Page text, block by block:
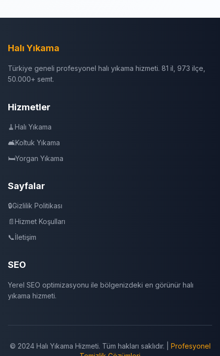
Halı Yıkama
Türkiye geneli profesyonel halı yıkama hizmeti. 81 il, 973 ilçe,
50.000+ semt.
Hizmetler
🧹Halı Yıkama
🛋️Koltuk Yıkama
🛏️Yorgan Yıkama
Sayfalar
🔒Gizlilik Politikası
📄Hizmet Koşulları
📞İletişim
SEO
Yerel SEO optimizasyonu ile bölgenizdeki en görünür halı
yıkama hizmeti.
© 2024 Halı Yıkama Hizmeti. Tüm hakları saklıdır. | Profesyonel